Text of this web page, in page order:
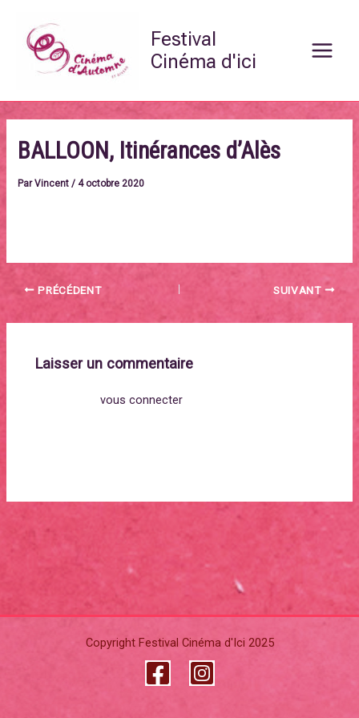
contenu
Festival
Cinéma d'ici
Menu
BALLOON, Itinérances d’Alès
ParVincent/4 octobre 2020
PRÉCÉDENT SUIVANT
Laisser un commentaire
Vous devezvous connecter
Copyright Festival Cinéma d'Ici 2025